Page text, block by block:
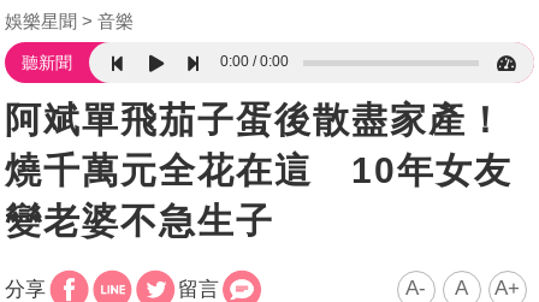
娛樂星聞 音樂
聽新聞 0:00 0:00
阿斌單飛茄子蛋後散盡家產！
燒千萬元全花在這 10年女友
變老婆不急生子
分享 留言 A- A A+